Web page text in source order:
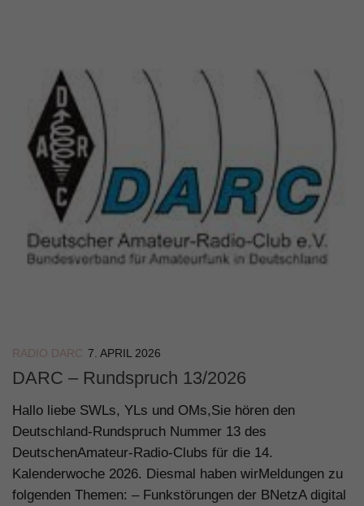
RADIO DARC 7. APRIL 2026
DARC – Rundspruch 13/2026
Hallo liebe SWLs, YLs und OMs,Sie hören den
Deutschland-Rundspruch Nummer 13 des
DeutschenAmateur-Radio-Clubs für die 14.
Kalenderwoche 2026. Diesmal haben wirMeldungen zu
folgenden Themen: – Funkstörungen der BNetzA digital